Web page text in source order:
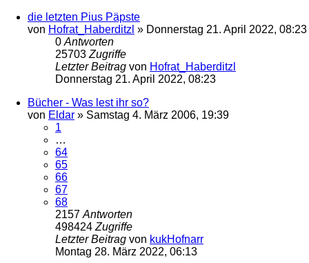
die letzten Pius Päpste
von Hofrat_Haberditzl » Donnerstag 21. April 2022, 08:23
0 Antworten
25703 Zugriffe
Letzter Beitrag von Hofrat_Haberditzl
Donnerstag 21. April 2022, 08:23
Bücher - Was lest ihr so?
von Eldar » Samstag 4. März 2006, 19:39
1
…
64
65
66
67
68
2157 Antworten
498424 Zugriffe
Letzter Beitrag von kukHofnarr
Montag 28. März 2022, 06:13